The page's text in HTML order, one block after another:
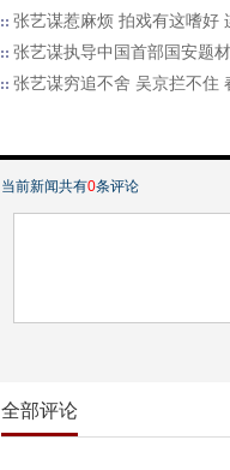
张艺谋惹麻烦 拍戏有这嗜好
张艺谋执导中国首部国安题
张艺谋穷追不舍 吴京拦不住
当前新闻共有0条评论
全部评论